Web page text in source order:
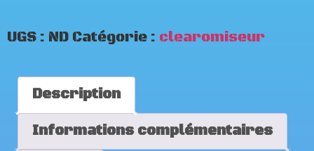
UGS : ND Catégorie : clearomiseur
Description
Informations complémentaires